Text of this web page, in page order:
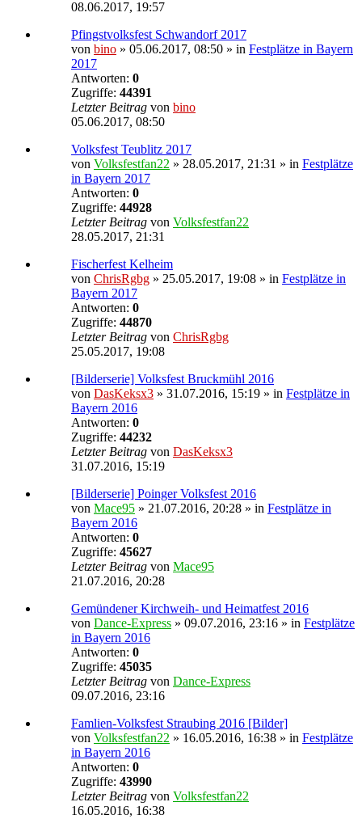
08.06.2017, 19:57
Pfingstvolksfest Schwandorf 2017
von bino » 05.06.2017, 08:50 » in Festplätze in Bayern
2017
Antworten: 0
Zugriffe: 44391
Letzter Beitrag von bino
05.06.2017, 08:50
Volksfest Teublitz 2017
von Volksfestfan22 » 28.05.2017, 21:31 » in Festplätze
in Bayern 2017
Antworten: 0
Zugriffe: 44928
Letzter Beitrag von Volksfestfan22
28.05.2017, 21:31
Fischerfest Kelheim
von ChrisRgbg » 25.05.2017, 19:08 » in Festplätze in
Bayern 2017
Antworten: 0
Zugriffe: 44870
Letzter Beitrag von ChrisRgbg
25.05.2017, 19:08
[Bilderserie] Volksfest Bruckmühl 2016
von DasKeksx3 » 31.07.2016, 15:19 » in Festplätze in
Bayern 2016
Antworten: 0
Zugriffe: 44232
Letzter Beitrag von DasKeksx3
31.07.2016, 15:19
[Bilderserie] Poinger Volksfest 2016
von Mace95 » 21.07.2016, 20:28 » in Festplätze in
Bayern 2016
Antworten: 0
Zugriffe: 45627
Letzter Beitrag von Mace95
21.07.2016, 20:28
Gemündener Kirchweih- und Heimatfest 2016
von Dance-Express » 09.07.2016, 23:16 » in Festplätze
in Bayern 2016
Antworten: 0
Zugriffe: 45035
Letzter Beitrag von Dance-Express
09.07.2016, 23:16
Famlien-Volksfest Straubing 2016 [Bilder]
von Volksfestfan22 » 16.05.2016, 16:38 » in Festplätze
in Bayern 2016
Antworten: 0
Zugriffe: 43990
Letzter Beitrag von Volksfestfan22
16.05.2016, 16:38